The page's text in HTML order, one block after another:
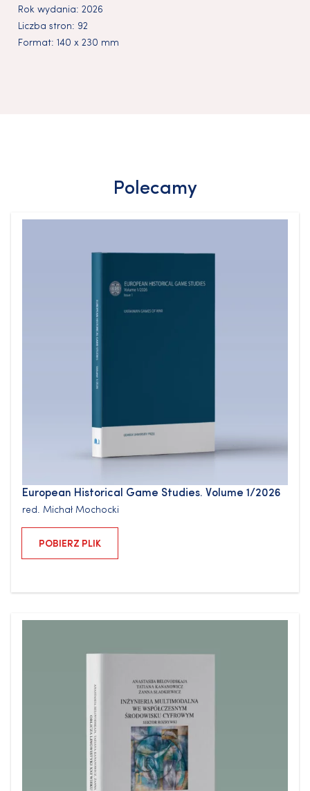
Rok wydania: 2026
Liczba stron: 92
Format: 140 x 230 mm
Polecamy
European Historical Game Studies. Volume 1/2026
red. Michał Mochocki
POBIERZ PLIK